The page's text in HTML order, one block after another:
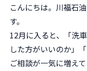
こんにちは。川福石油
す。
12月に入ると、「洗
した方がいいのか」
ご相談が一気に増えて